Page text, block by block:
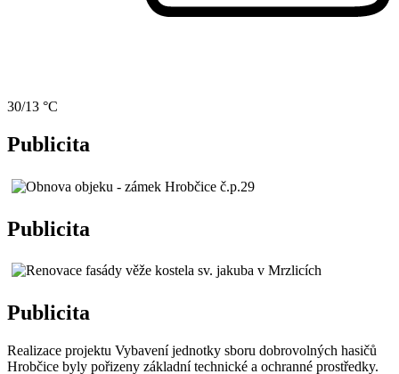
30/13 °C
Publicita
Publicita
Publicita
Realizace projektu Vybavení jednotky sboru dobrovolných hasičů
Hrobčice byly pořizeny základní technické a ochranné prostředky.